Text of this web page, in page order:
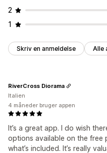
2
1
Skriv en anmeldelse Alle
It’s a great app. I do wish
options available on the free
what’s included. It’s really
RiverCross Diorama
Italien
4 måneder bruger appen